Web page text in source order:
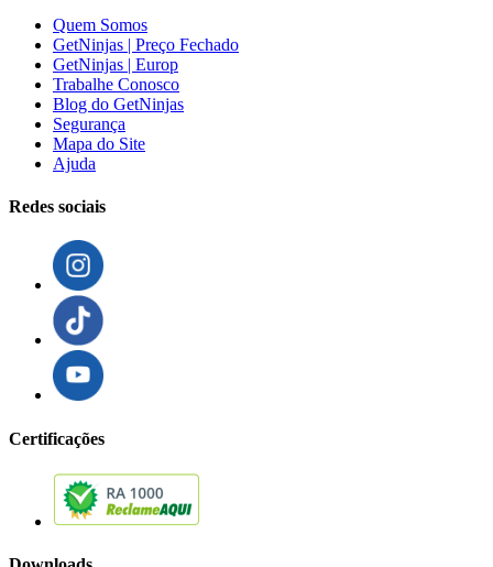
Quem Somos
GetNinjas | Preço Fechado
GetNinjas | Europ
Trabalhe Conosco
Blog do GetNinjas
Segurança
Mapa do Site
Ajuda
Redes sociais
Certificações